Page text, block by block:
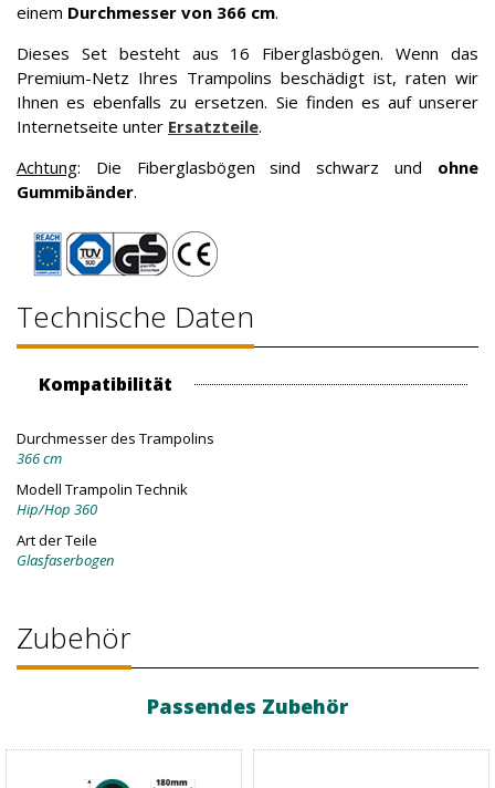
einem Durchmesser von 366 cm.
Dieses Set besteht aus 16 Fiberglasbögen. Wenn das
Premium-Netz Ihres Trampolins beschädigt ist, raten wir
Ihnen es ebenfalls zu ersetzen. Sie finden es auf unserer
Internetseite unter Ersatzteile.
Achtung: Die Fiberglasbögen sind schwarz und ohne
Gummibänder.
Technische Daten
Kompatibilität
Durchmesser des Trampolins
366 cm
Modell Trampolin Technik
Hip/Hop 360
Art der Teile
Glasfaserbogen
Zubehör
Passendes Zubehör